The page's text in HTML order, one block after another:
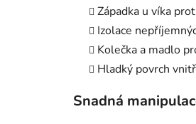
Západka u víka
Izolace
Kolečka a madlo
Hladký povrch
Snadná